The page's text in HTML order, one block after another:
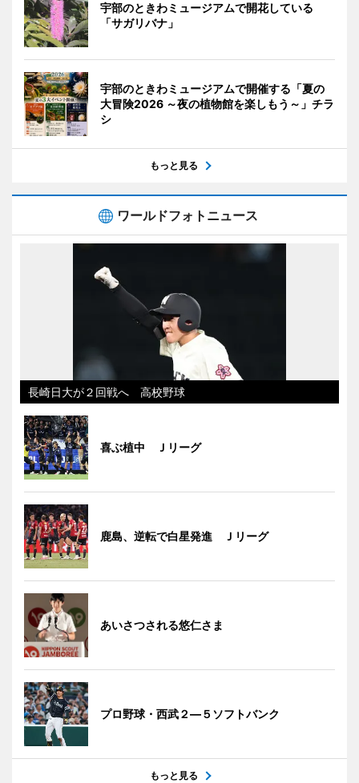
宇部のときわミュージアムで開花している
「サガリバナ」
宇部のときわミュージアムで開催する「夏の
大冒険2026 ～夜の植物館を楽しもう～」チラ
シ
もっと見る
ワールドフォトニュース
長崎日大が２回戦へ 高校野球
喜ぶ植中 Ｊリーグ
鹿島、逆転で白星発進 Ｊリーグ
あいさつされる悠仁さま
プロ野球・西武２―５ソフトバンク
もっと見る